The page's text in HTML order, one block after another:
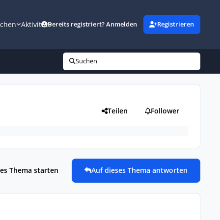
AktivitätBereits registriert? Anmelden Registrieren
Suchen
Teilen Follower
Thema starten Auf dieses Thema antworten